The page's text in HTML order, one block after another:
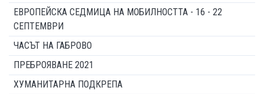
ЕВРОПЕЙСКА СЕДМИЦА НА МОБИЛНОСТТА - 16 - 22
СЕПТЕМВРИ
ЧАСЪТ НА ГАБРОВО
ПРЕБРОЯВАНЕ 2021
ХУМАНИТАРНА ПОДКРЕПА